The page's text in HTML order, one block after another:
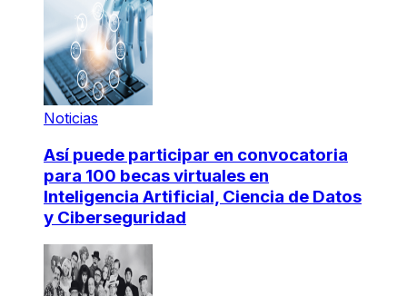
Noticias
Así puede participar en convocatoria
para 100 becas virtuales en
Inteligencia Artificial, Ciencia de Datos
y Ciberseguridad